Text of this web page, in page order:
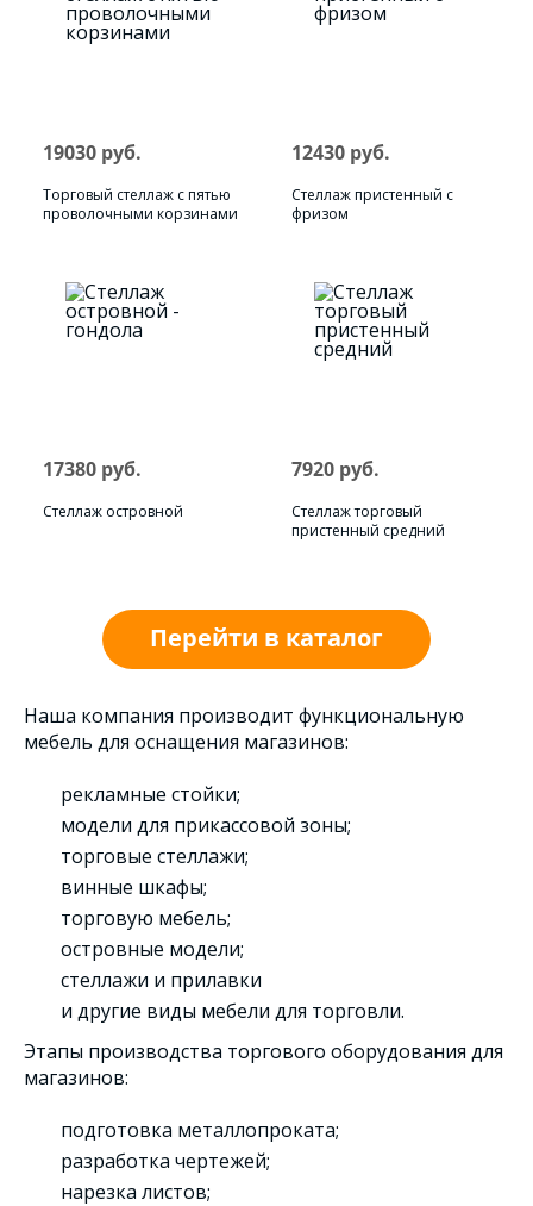
Торговый стеллаж с пятью
проволочными корзинами
19030 руб.
Стеллаж пристенный с
фризом
12430 руб.
Стеллаж островной
17380 руб.
Стеллаж торговый
пристенный средний
7920 руб.
Перейти в каталог
Наша компания производит функциональную
мебель для оснащения магазинов:
рекламные стойки;
модели для прикассовой зоны;
торговые стеллажи;
винные шкафы;
торговую мебель;
островные модели;
стеллажи и прилавки
и другие виды мебели для торговли.
Этапы производства торгового оборудования для
магазинов:
подготовка металлопроката;
разработка чертежей;
нарезка листов;